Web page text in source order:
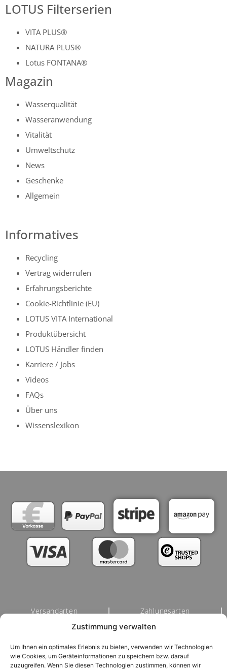
Zustimmung verwalten
Um Ihnen ein optimales Erlebnis zu bieten, verwenden wir Technologien
wie Cookies, um Geräteinformationen zu speichern bzw. darauf
zuzugreifen. Wenn Sie diesen Technologien zustimmen, können wir
LOTUS Filterserien
VITA PLUS®
NATURA PLUS®
Lotus FONTANA®
Magazin
Wasserqualität
Wasseranwendung
Vitalität
Umweltschutz
News
Geschenke
Allgemein
Informatives
Recycling
Vertrag widerrufen
Erfahrungsberichte
Cookie-Richtlinie (EU)
LOTUS VITA International
Produktübersicht
LOTUS Händler finden
Karriere / Jobs
Videos
FAQs
Über uns
Wissenslexikon
Versandarten Zahlungsarten
Nutzungsbedingungen / AGB
Widerrufsrecht & Rückgabebedingungen Impressum